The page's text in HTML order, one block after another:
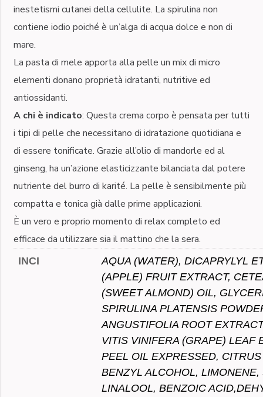
inestetismi cutanei della cellulite. La spirulina non
contiene iodio poiché è un’alga di acqua dolce e non di
mare.
La pasta di mele apporta alla pelle un mix di micro
elementi donano proprietà idratanti, nutritive ed
antiossidanti.
A chi è indicato: Questa crema corpo è pensata per tutti
i tipi di pelle che necessitano di idratazione quotidiana e
di essere tonificate. Grazie all’olio di mandorle ed al
ginseng, ha un’azione elasticizzante bilanciata dal potere
nutriente del burro di karité. La pelle è sensibilmente più
compatta e tonica già dalle prime applicazioni.
È un vero e proprio momento di relax completo ed
efficace da utilizzare sia il mattino che la sera.
INCI
AQUA (WATER), DICAPRYLYL
(APPLE) FRUIT EXTRACT,
(SWEET ALMOND) OIL,
SPIRULINA PLATENSIS
ANGUSTIFOLIA ROOT
VITIS VINIFERA (GRAPE) LEAF
PEEL OIL EXPRESSED,
BENZYL ALCOHOL,
LINALOOL, BENZOIC